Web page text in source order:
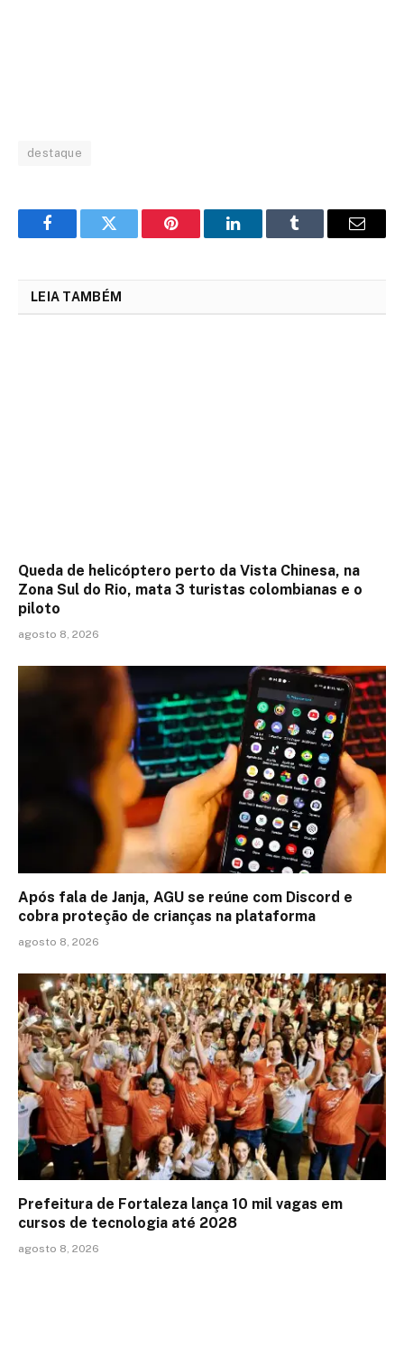
destaque
FacebookTwitter Pinterest LinkedInTumblr Email
LEIA TAMBÉM
Queda de helicóptero perto da Vista Chinesa, na
Zona Sul do Rio, mata 3 turistas colombianas e o
piloto
agosto 8, 2026
Após fala de Janja, AGU se reúne com Discord e
cobra proteção de crianças na plataforma
agosto 8, 2026
Prefeitura de Fortaleza lança 10 mil vagas em
cursos de tecnologia até 2028
agosto 8, 2026